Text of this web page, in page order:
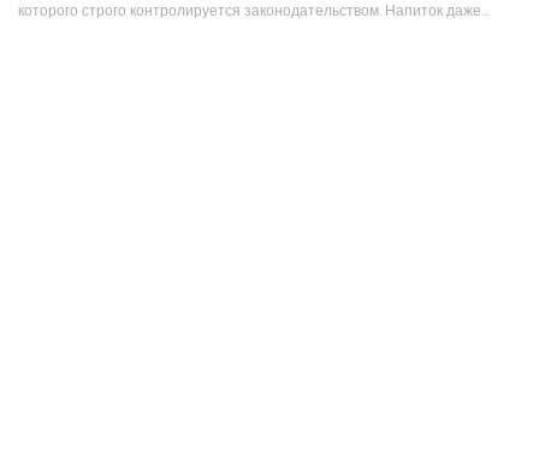
которого строго контролируется законодательством. Напиток даже...